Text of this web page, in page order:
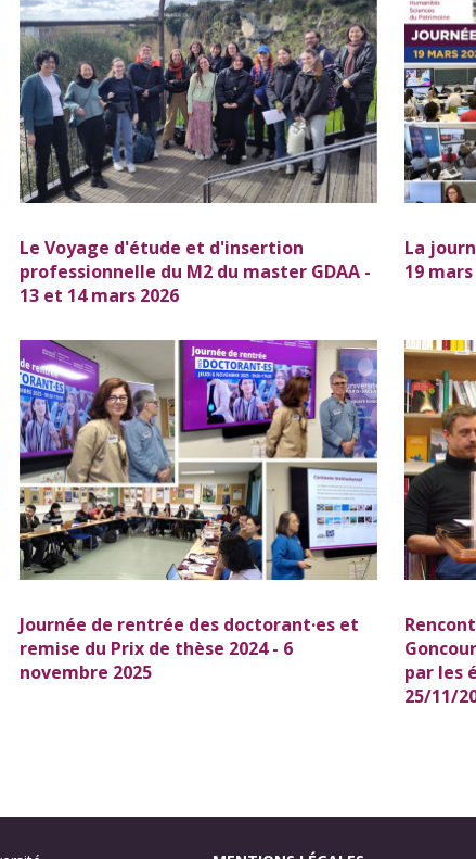
Le Voyage d'étude et d'insertion
professionnelle du M2 du master GDAA -
13 et 14 mars 2026
La
19 mars
Journée de rentrée des doctorant·es et
remise du Prix de thèse 2024 - 6
novembre 2025
par les
25/11/